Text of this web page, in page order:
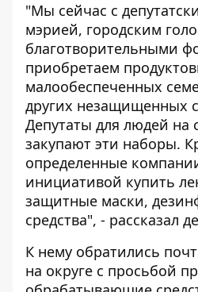
"Мы сейчас с
мэрией, городским
благотворительными
приобретаем
малообеспеченных
других незащищенных
Депутаты для людей на
закупают эти наборы.
определенные
инициативой купить
защитные маски,
средства", - рассказал
К нему обратились
на округе с просьбой